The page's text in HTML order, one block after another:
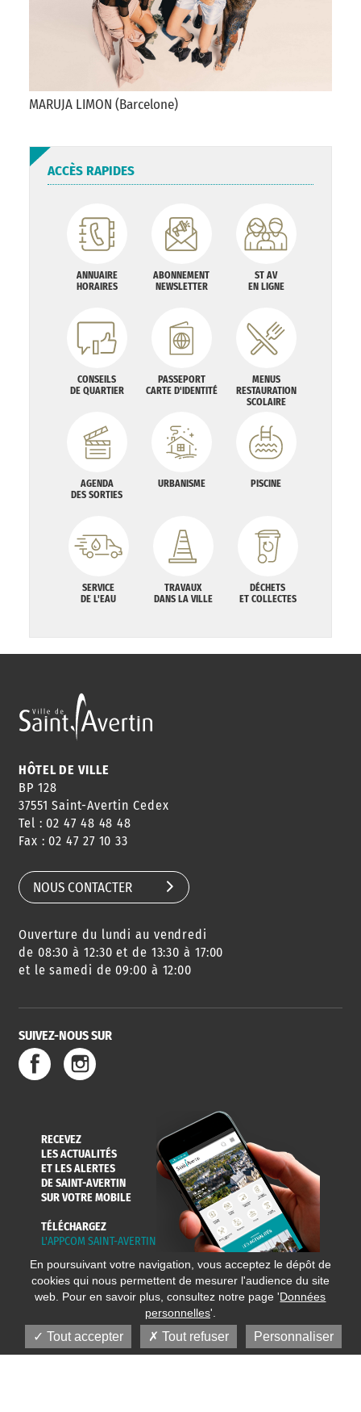
MARUJA LIMON (Barcelone)
ACCÈS RAPIDES
ANNUAIRE
HORAIRES
ABONNEMENT
NEWSLETTER
ST AV
EN LIGNE
CONSEILS
DE QUARTIER
PASSEPORT
CARTE D'IDENTITÉ
MENUS
RESTAURATION
SCOLAIRE
AGENDA
DES SORTIES
URBANISME PISCINE
SERVICE
DE L'EAU
TRAVAUX
DANS LA VILLE
DÉCHETS
ET COLLECTES
HÔTEL DE VILLE
BP 128
37551 Saint-Avertin Cedex
Tel : 02 47 48 48 48
Fax : 02 47 27 10 33
NOUS CONTACTER
Ouverture du lundi au vendredi
de 08:30 à 12:30 et de 13:30 à 17:00
et le samedi de 09:00 à 12:00
SUIVEZ-NOUS SUR
RECEVEZ
LES ACTUALITÉS
ET LES ALERTES
DE SAINT-AVERTIN
SUR VOTRE MOBILE
TÉLÉCHARGEZ
L'APPCOM SAINT-AVERTIN
En poursuivant votre navigation, vous acceptez le dépôt de
cookies qui nous permettent de mesurer l'audience du site
web. Pour en savoir plus, consultez notre page 'Données
personnelles'.
Tout accepter Tout refuser Personnaliser